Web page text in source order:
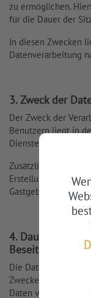
zu ermöglichen.
für die Dauer der
In diesen Zwecken
Datenverarbeitung
3. Zweck der
Der Zweck der
Benutzern liegt in
Dienste.
Zusätzlich
Erstellung eines
Gastgeber.
4. Dauer der
Die Daten werden
Zweckes ihrer
Daten von